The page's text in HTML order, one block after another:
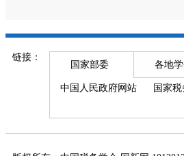
链接：
国家部委 各地
中国人民政府网站 国家